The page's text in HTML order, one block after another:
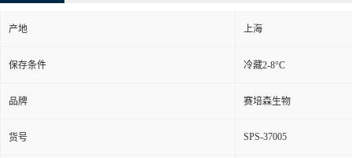
产地 上海
保存条件 冷藏2-8°C
品牌 赛培森生物
货号 SPS-37005